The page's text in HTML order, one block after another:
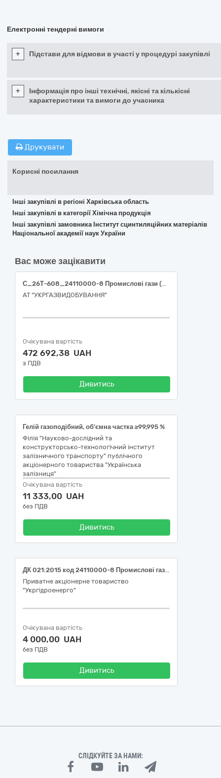
Електронні тендерні вимоги
+ Підстави для відмови в участі у процедурі закупівлі
+
Інформація про інші технічні, якісні та кількісні
характеристики та вимоги до учасника
Друкувати
Корисні посилання
Інші закупівлі в регіоні Харківська область
Інші закупівлі в категорії Хімічна продукція
Інші закупівлі замовника Інститут сцинтиляційних матеріалів
Національної академії наук України
Вас може зацікавити
С_26Т-608_24110000-8 Промислові гази (Калібрувальна газова суміш)
АТ "УКРГАЗВИДОБУВАННЯ"
Очікувана вартість
472 692,38 UAH
з ПДВ
Дивитись
Гелій газоподібний, об’ємна частка ≥99,995 %
Філія "Науково-дослідний та
конструкторсько-технологічний інститут
залізничного транспорту" публічного
акціонерного товариства "Українська
залізниця"
Очікувана вартість
11 333,00 UAH
без ПДВ
Дивитись
ДК 021:2015 код 24110000-8 Промислові гази (Закупівля аргону для філії "Середньодніпровська ГЕС" ПрАТ "Укргідроенерго")
Приватне акціонерне товариство
"Укргідроенерго"
Очікувана вартість
4 000,00 UAH
без ПДВ
Дивитись
СЛІДКУЙТЕ ЗА НАМИ: